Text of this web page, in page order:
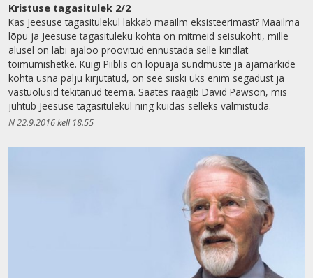
Kristuse tagasitulek 2/2
Kas Jeesuse tagasitulekul lakkab maailm eksisteerimast? Maailma
lõpu ja Jeesuse tagasituleku kohta on mitmeid seisukohti, mille
alusel on läbi ajaloo proovitud ennustada selle kindlat
toimumishetke. Kuigi Piiblis on lõpuaja sündmuste ja ajamärkide
kohta üsna palju kirjutatud, on see siiski üks enim segadust ja
vastuolusid tekitanud teema. Saates räägib David Pawson, mis
juhtub Jeesuse tagasitulekul ning kuidas selleks valmistuda.
N 22.9.2016 kell 18.55